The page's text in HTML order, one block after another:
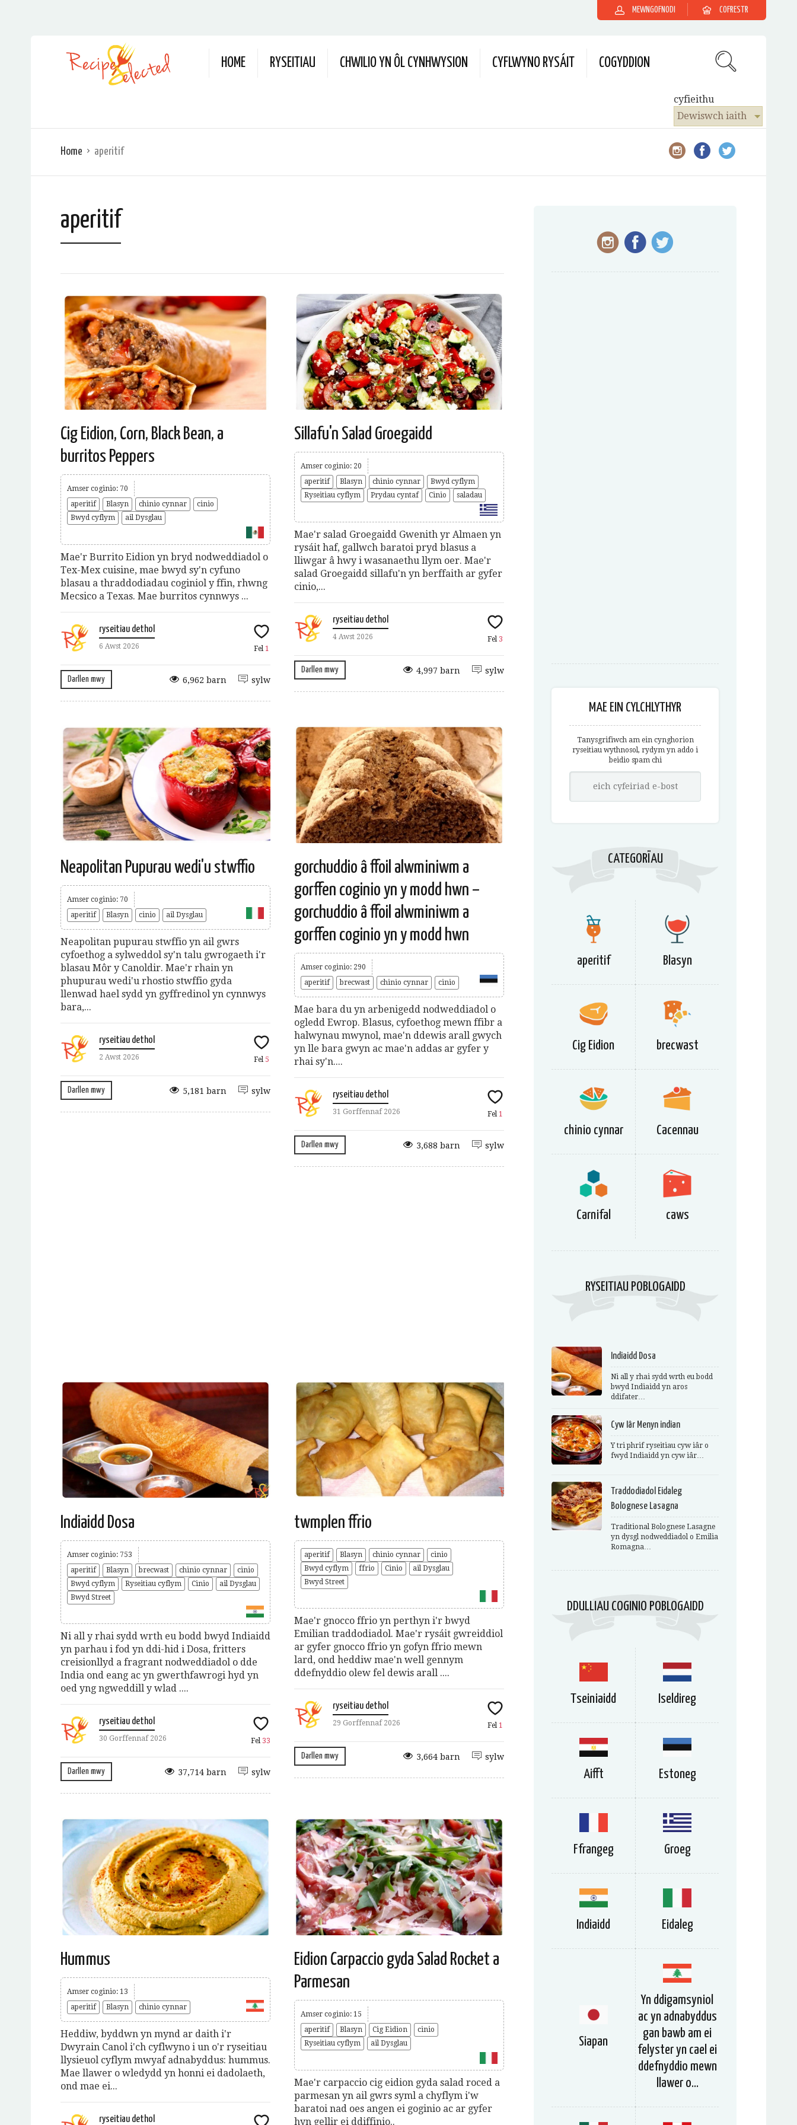
MEWNGOFNODI COFRESTR
HOME RYSEITIAU CHWILIO YN ÔL CYNHWYSION CYFLWYNO RYSÁIT COGYDDION
cyfieithu
Dewiswch iaith
Home aperitif
aperitif
Cig Eidion, Corn, Black Bean, a
burritos Peppers
Amser coginio: 70
aperitif
Blasyn chinio cynnar
cinio
Bwyd cyflym
ail Dysglau
Mae'r Burrito Eidion yn bryd nodweddiadol o
Tex-Mex cuisine, mae bwyd sy'n cyfuno
blasau a thraddodiadau coginiol y ffin, rhwng
Mecsico a Texas. Mae burritos cynnwys ...
ryseitiau dethol
6 Awst 2026 Fel 1
Darllen mwy sylw
6,962 barn
Sillafu'n Salad Groegaidd
Amser coginio: 20
aperitif
Blasyn chinio cynnar
Bwyd cyflym
Ryseitiau cyflym
Prydau cyntaf Cinio saladau
Mae'r salad Groegaidd Gwenith yr Almaen yn
rysáit haf, gallwch baratoi pryd blasus a
lliwgar â hwy i wasanaethu llym oer. Mae'r
salad Groegaidd sillafu'n yn berffaith ar gyfer
cinio,...
ryseitiau dethol
4 Awst 2026 Fel 3
Darllen mwy sylw
4,997 barn
Neapolitan Pupurau wedi'u stwffio
Amser coginio: 70
aperitif
Blasyn cinio ail Dysglau
Neapolitan pupurau stwffio yn ail gwrs
cyfoethog a sylweddol sy'n talu gwrogaeth i'r
blasau Môr y Canoldir. Mae'r rhain yn
phupurau wedi'u rhostio stwffio gyda
llenwad hael sydd yn gyffredinol yn cynnwys
bara,...
ryseitiau dethol
2 Awst 2026 Fel 5
Darllen mwy sylw
5,181 barn
gorchuddio â ffoil alwminiwm a
gorffen coginio yn y modd hwn –
gorchuddio â ffoil alwminiwm a
gorffen coginio yn y modd hwn
Amser coginio: 290
aperitif
brecwast chinio cynnar cinio
Mae bara du yn arbenigedd nodweddiadol o
ogledd Ewrop. Blasus, cyfoethog mewn ffibr a
halwynau mwynol, mae'n ddewis arall gwych
yn lle bara gwyn ac mae'n addas ar gyfer y
rhai sy'n....
ryseitiau dethol
31 Gorffennaf 2026 Fel 1
Darllen mwy sylw
3,688 barn
Indiaidd Dosa
Amser coginio: 753
aperitif
Blasyn brecwast chinio cynnar
cinio
Bwyd cyflym
Ryseitiau cyflym Cinio
ail Dysglau
Bwyd Street
Ni all y rhai sydd wrth eu bodd bwyd Indiaidd
yn parhau i fod yn ddi-hid i Dosa, fritters
creisionllyd a fragrant nodweddiadol o dde
India ond eang ac yn gwerthfawrogi hyd yn
oed yng ngweddill y wlad ....
ryseitiau dethol
30 Gorffennaf 2026 Fel 33
Darllen mwy sylw
37,714 barn
twmplen ffrio
aperitif Blasyn chinio cynnar
cinio
Bwyd cyflym
ffrio Cinio
ail Dysglau
Bwyd Street
Mae'r gnocco ffrio yn perthyn i'r bwyd
Emilian traddodiadol. Mae'r rysáit gwreiddiol
ar gyfer gnocco ffrio yn gofyn ffrio mewn
lard, ond heddiw mae'n well gennym
ddefnyddio olew fel dewis arall ....
ryseitiau dethol
29 Gorffennaf 2026 Fel 1
Darllen mwy sylw
3,664 barn
Hummus
Amser coginio: 13
aperitif
Blasyn chinio cynnar
Heddiw, byddwn yn mynd ar daith i'r
Dwyrain Canol i'ch cyflwyno i un o'r ryseitiau
llysieuol cyflym mwyaf adnabyddus: hummus.
Mae llawer o wledydd yn honni ei dadolaeth,
ond mae ei...
ryseitiau dethol
Eidion Carpaccio gyda Salad Rocket a
Parmesan
Amser coginio: 15
aperitif
Blasyn Cig Eidion
cinio
Ryseitiau cyflym
ail Dysglau
Mae'r carpaccio cig eidion gyda salad roced a
parmesan yn ail gwrs syml a chyflym i'w
baratoi nad oes angen ei goginio ac ar gyfer
hyn gellir ei ddiffinio..
MAE EIN CYLCHLYTHYR
Tanysgrifiwch am ein cynghorion
ryseitiau wythnosol, rydym yn addo i
beidio spam chi
CATEGORÏAU
aperitif Blasyn
Cig Eidion brecwast
chinio cynnar Cacennau
Carnifal caws
RYSEITIAU POBLOGAIDD
Indiaidd Dosa
Ni all y rhai sydd wrth eu bodd
bwyd Indiaidd yn aros
ddifater…
Cyw Iâr Menyn indian
Y tri phrif ryseitiau cyw iâr o
fwyd Indiaidd yn cyw iâr…
Traddodiadol Eidaleg
Bolognese Lasagna
Traditional Bolognese Lasagne
yn dysgl nodweddiadol o Emilia
Romagna…
DDULLIAU COGINIO POBLOGAIDD
Tseiniaidd Iseldireg
Aifft Estoneg
Ffrangeg Groeg
Indiaidd Eidaleg
Siapan
Yn ddigamsyniol
ac yn adnabyddus
gan bawb am ei
felyster yn cael ei
ddefnyddio mewn
llawer o...